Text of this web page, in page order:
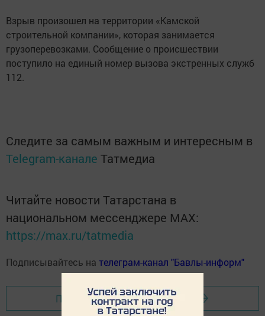
Взрыв произошел на территории «Камской
строительной компании», которая занимается
грузоперевозками. Сообщение о происшествии
поступило на единый номер вызова экстренных служб
112.
Следите за самым важным и интересным в
Telegram-канале Татмедиа
Читайте новости Татарстана в
национальном мессенджере MАХ:
https://max.ru/tatmedia
Подписывайтесь на телеграм-канал "Бавлы-информ"
Перейти на страницу новости